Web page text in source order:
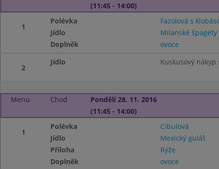
(11:45 - 14:00)
1
Polévka
Fazolová s
Jídlo
Milanské špagety
Doplněk
ovoce
2
Jídlo Kuskusový nákyp
Menu Chod
Pondělí 28. 11. 2016
(11:45 - 14:00)
1
Polévka
Cibulová
Jídlo
Mexický guláš
Příloha
Rýže
Doplněk
ovoce